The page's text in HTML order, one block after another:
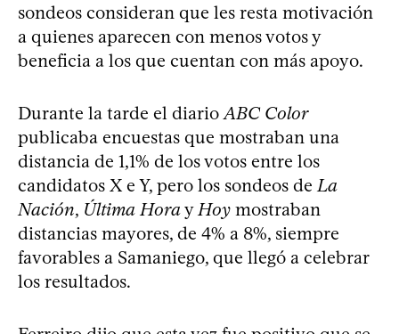
sondeos consideran que les resta motivación
a quienes aparecen con menos votos y
beneficia a los que cuentan con más apoyo.
Durante la tarde el diarioABC Color
publicaba encuestas que mostraban una
distancia de 1,1% de los votos entre los
candidatos X e Y, pero los sondeos deLa
Nación, Última HorayHoy mostraban
distancias mayores, de 4% a 8%, siempre
favorables a Samaniego, que llegó a celebrar
los resultados.